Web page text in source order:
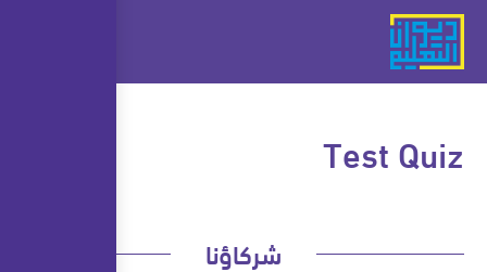
Test Quiz
شركاؤنا